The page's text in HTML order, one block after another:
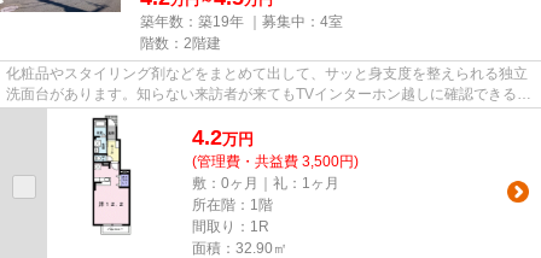
築年数：築19年 ｜募集中： 4室
階数：2階建
化粧品やスタイリング剤などをまとめて出して、サッと身支度を整えられる独立
洗面台があります。知らない来訪者が来てもTVインターホン越しに確認できるの
で防犯対策として優れており...
4.2万円
(管理費・共益費 3,500円)
敷：0ヶ月｜礼：1ヶ月
所在階：1階
間取り：1R
面積：32.90㎡